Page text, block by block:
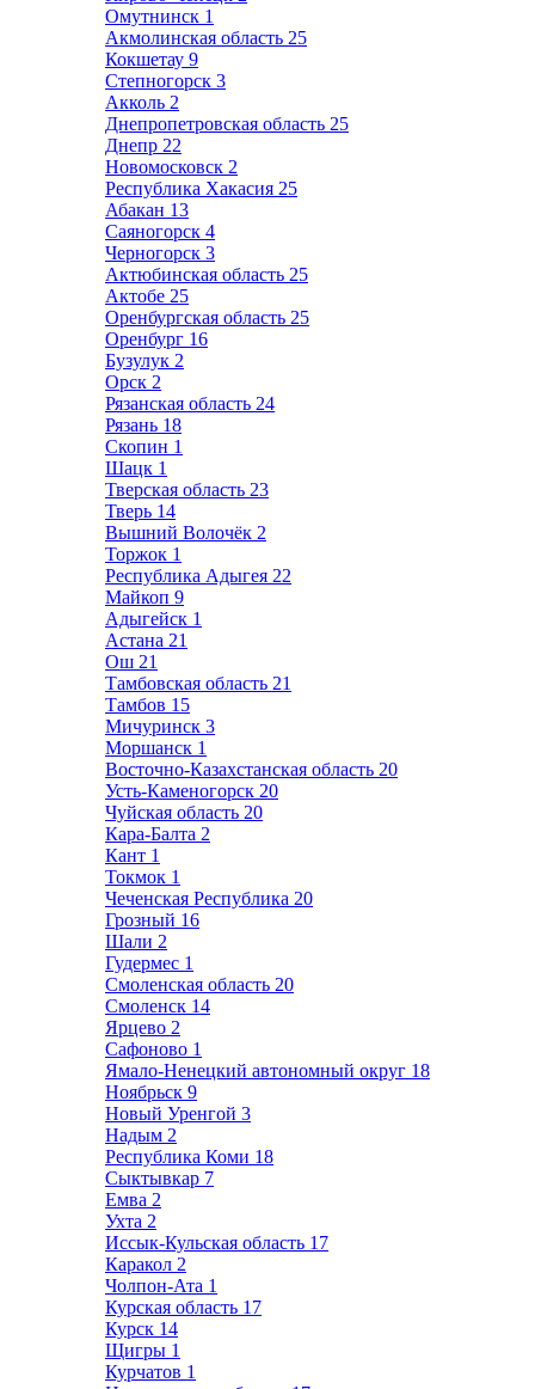
Омутнинск 1
Акмолинская область 25
Кокшетау 9
Степногорск 3
Акколь 2
Днепропетровская область 25
Днепр 22
Новомосковск 2
Республика Хакасия 25
Абакан 13
Саяногорск 4
Черногорск 3
Актюбинская область 25
Актобе 25
Оренбургская область 25
Оренбург 16
Бузулук 2
Орск 2
Рязанская область 24
Рязань 18
Скопин 1
Шацк 1
Тверская область 23
Тверь 14
Вышний Волочёк 2
Торжок 1
Республика Адыгея 22
Майкоп 9
Адыгейск 1
Астана 21
Ош 21
Тамбовская область 21
Тамбов 15
Мичуринск 3
Моршанск 1
Восточно-Казахстанская область 20
Усть-Каменогорск 20
Чуйская область 20
Кара-Балта 2
Кант 1
Токмок 1
Чеченская Республика 20
Грозный 16
Шали 2
Гудермес 1
Смоленская область 20
Смоленск 14
Ярцево 2
Сафоново 1
Ямало-Ненецкий автономный округ 18
Ноябрьск 9
Новый Уренгой 3
Надым 2
Республика Коми 18
Сыктывкар 7
Емва 2
Ухта 2
Иссык-Кульская область 17
Каракол 2
Чолпон-Ата 1
Курская область 17
Курск 14
Щигры 1
Курчатов 1